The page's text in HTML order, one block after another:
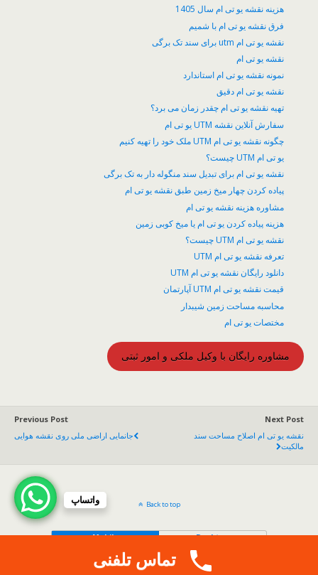
هزینه نقشه یو تی ام سال 1405
فرق نقشه یو تی ام با شمیم
نقشه یو تی ام utm برای سند تک برگی
نقشه یو تی ام
نمونه نقشه یو تی ام استاندارد
نقشه یو تی ام دقیق
تهیه نقشه یو تی ام چقدر زمان می برد؟
سفارش آنلاین نقشه UTM یو تی ام
چگونه نقشه یو تی ام UTM ملک خود را تهیه کنیم
یو تی ام UTM چیست؟
نقشه یو تی ام برای تبدیل سند منگوله دار به تک برگی
پیاده کردن چهار میخ زمین طبق نقشه یو تی ام
مشاوره هزینه نقشه یو تی ام
هزینه پیاده کردن یو تی ام یا میخ کوبی زمین
نقشه یو تی ام UTM چیست؟
تعرفه نقشه یو تی ام UTM
دانلود رایگان نقشه یو تی ام UTM
قیمت نقشه یو تی ام UTM آپارتمان
محاسبه مساحت زمین شیبدار
مختصات یو تی ام
مشاوره رایگان با وکیل ملکی و امور ثبتی
Previous Post
جانمایی اراضی ملی روی نقشه هوایی
Next Post
نقشه یو تی ام اصلاح مساحت سند
مالکیت
Back to top
Mobile Desktop
Tech Tips CopyProtect Wordpress Blogs
واتساپ
تماس تلفنی